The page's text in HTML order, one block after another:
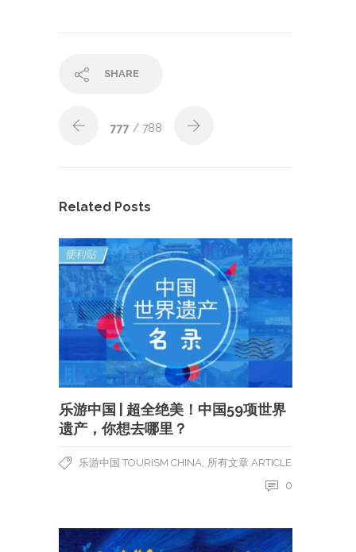
SHARE
777 / 788
Related Posts
乐游中国 | 超全绝美！中国59项世界
遗产，你想去哪里？
乐游中国 TOURISM CHINA 所有文章 ARTICLE
0